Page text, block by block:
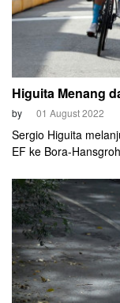
Higuita Menang
by 01 August 2022
Sergio Higuita
EF ke Bora-